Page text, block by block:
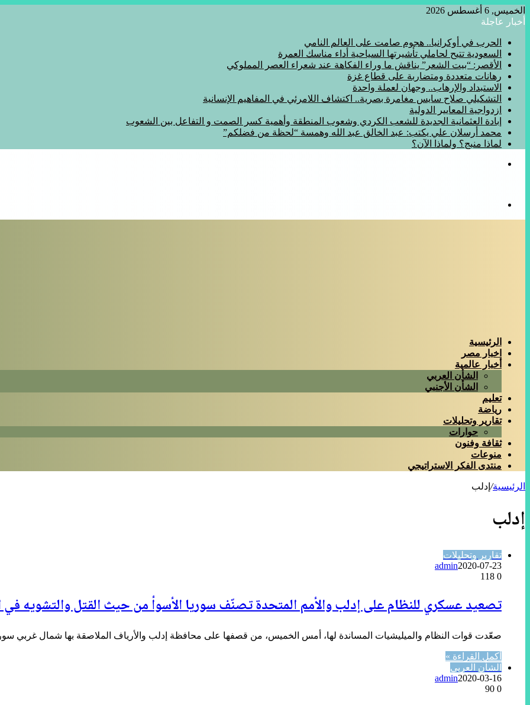
الخميس, 6 أغسطس 2026
أخبار عاجلة
الحرب في أوكرانيا.. هجوم صامت على العالم النامي
السعودية تتيح لحاملي تأشيرتها السياحية أداء مناسك العمرة
الأقصر: “بيت الشعر” يناقش ما وراء الفكاهة عند شعراء العصر المملوكي
رهانات متعددة ومتضاربة على قطاع غزة
الاستبداد والإرهاب.. وجهان لعملة واحدة
التشكيلي صلاح سايس مغامرة بصرية.. اكتشاف اللامرئي في المفاهيم الإنسانية
ازدواجية المعايير الدولية
إبادة العثمانية الجديدة للشعب الكردي وشعوب المنطقة وأهمية كسر الصمت و التفاعل بين الشعوب
محمد أرسلان علي يكتب: عبد الخالق عبد الله وهمسة “لحظة من فضلكم”
لماذا منبج؟ ولماذا الآن؟
الرئيسية
اخبار مصر
أخبار عالمية
الشأن العربي
الشأن الأجنبي
تعليم
رياضة
تقارير وتحليلات
حوارات
ثقافة وفنون
منوعات
منتدى الفكر الاستراتيجي
الرئيسية/ إدلب
إدلب
تقارير وتحليلات
admin2020-07-23
0
تصعيد عسكري للنظام على إدلب والأمم المتحدة تصنّف سوريا الأسوأ من حيث القتل والتشويه في
صعّدت قوات النظام والميليشيات المساندة لها، أمس الخميس، من قصفها على محافظة إدلب والأرياف الملاصقة بها شمال غربي
أكمل القراءة »
الشأن العربي
admin2020-03-16
0